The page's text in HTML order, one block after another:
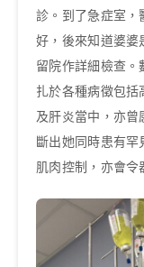
診。到了急症室
好，後來知道婆
留院作詳細檢查
扎於各種病徵包
及肝炎當中，亦
斷出她同時患有
肌肉控制，亦會令